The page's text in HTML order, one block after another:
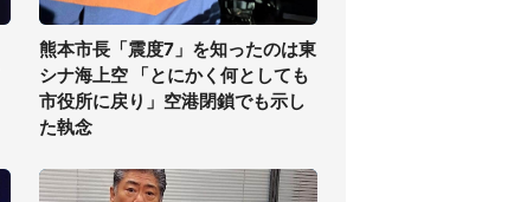
熊本市長「震度7」を知ったのは東
シナ海上空 「とにかく何としても
市役所に戻り」空港閉鎖でも示し
た執念